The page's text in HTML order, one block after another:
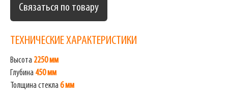
Связаться по товару
ТЕХНИЧЕСКИЕ ХАРАКТЕРИСТИКИ
Высота 2250 мм
Глубина 450 мм
Толщина стекла6 мм